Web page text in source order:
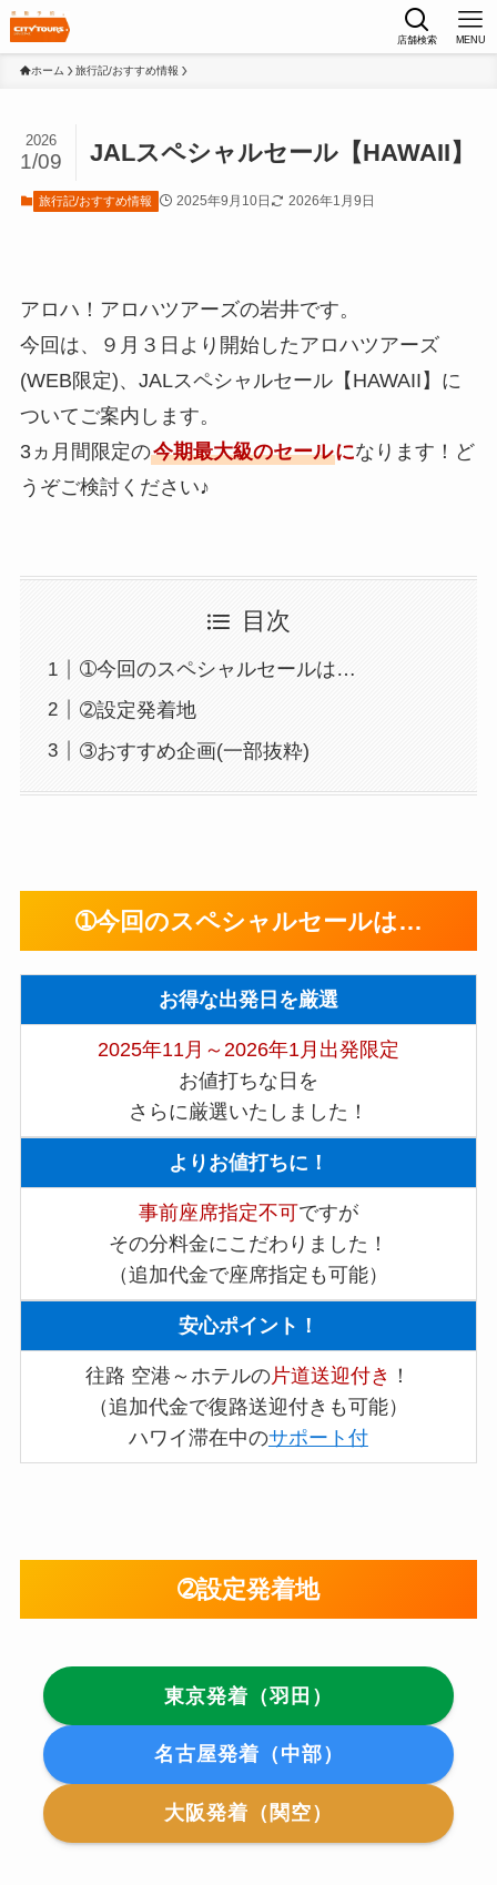
店舗検索 MENU
ホーム 旅行記/おすすめ情報
JALスペシャルセール【HAWAII】
2026
1/09
旅行記/おすすめ情報 2025年9月10日 2026年1月9日
アロハ！アロハツアーズの岩井です。
今回は、９月３日より開始したアロハツアーズ
(WEB限定)、JALスペシャルセール【HAWAII】に
ついてご案内します。
3ヵ月間限定の今期最大級のセールになります！ど
うぞご検討ください♪
目次
➀今回のスペシャルセールは…
➁設定発着地
➂おすすめ企画(一部抜粋)
➀今回のスペシャルセールは…
お得な出発日を厳選
2025年11月～2026年1月出発限定
お値打ちな日を
さらに厳選いたしました！
よりお値打ちに！
事前座席指定不可ですが
その分料金にこだわりました！
（追加代金で座席指定も可能）
安心ポイント！
往路 空港～ホテルの片道送迎付き ！
（追加代金で復路送迎付きも可能）
ハワイ滞在中のサポート付
➁設定発着地
東京発着（羽田）
名古屋発着（中部）
大阪発着（関空）